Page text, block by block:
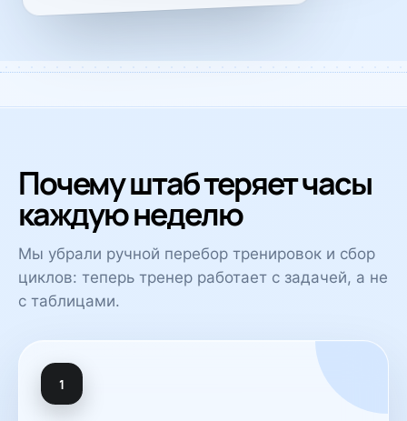
Почему штаб теряет часы
каждую неделю
Мы убрали ручной перебор тренировок и сбор
циклов: теперь тренер работает с задачей, а не
с таблицами.
1